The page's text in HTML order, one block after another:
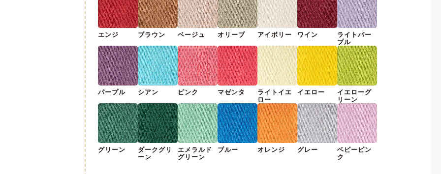
エンジ ブラウン ベージュ オリーブ アイボリー ワイン
ライトパー
プル
パープル シアン ピンク マゼンタ
ライトイエ
ロー
イエロー
イエローグ
リーン
グリーン
ダークグリ
ーン
エメラルド
グリーン
ブルー オレンジ グレー
ベビーピン
ク